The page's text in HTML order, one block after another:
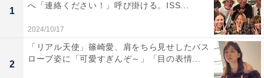
1
へ「連絡ください！」呼び掛ける。ISS...
2024/10/17
2
「リアル天使」篠崎愛、肩をちら見せしたバス
ローブ姿に「可愛すぎんぞ～」「目の表情...